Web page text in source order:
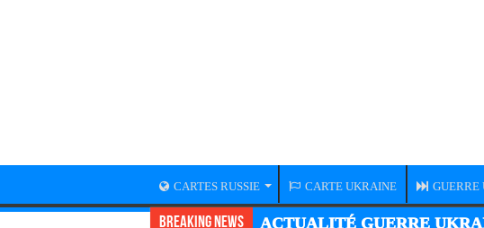
CARTES RUSSIE CARTE UKRAINE GUERRE
Breaking News ACTUALITÉ GUERRE